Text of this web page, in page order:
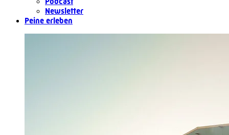
Newsletter
Peine erleben